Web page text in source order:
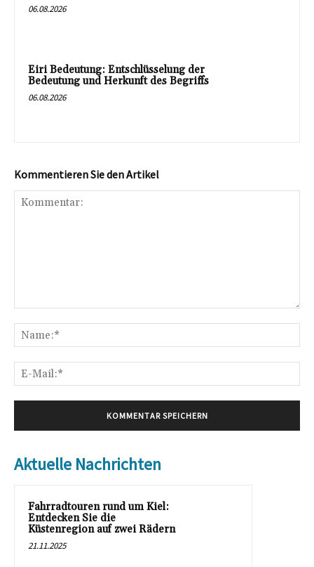
06.08.2026
Eiri Bedeutung: Entschlüsselung der
Bedeutung und Herkunft des Begriffs
06.08.2026
Kommentieren Sie den Artikel
Aktuelle Nachrichten
Fahrradtouren rund um Kiel:
Entdecken Sie die
Küstenregion auf zwei Rädern
21.11.2025